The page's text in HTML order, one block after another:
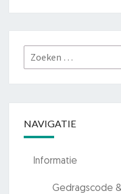
Zoeken
naar:
NAVIGATIE
Informatie
Gedragscode